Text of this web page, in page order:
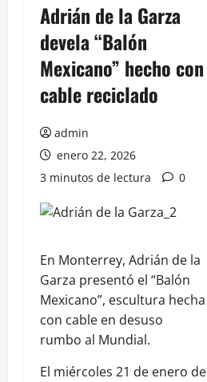
Adrián de la Garza
devela “Balón
Mexicano” hecho con
cable reciclado
admin
enero 22, 2026
3 minutos de lectura
0
En Monterrey, Adrián de la
Garza presentó el “Balón
Mexicano”, escultura hecha
con cable en desuso
rumbo al Mundial.
El miércoles 21 de enero de